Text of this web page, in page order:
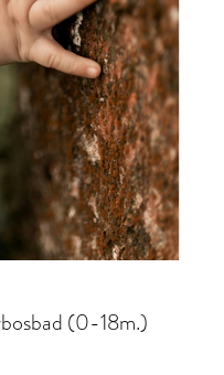
(0-18m.)